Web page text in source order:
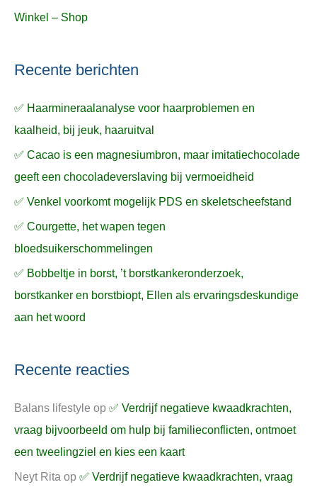
Winkel – Shop
Recente berichten
✅ Haarmineraalanalyse voor haarproblemen en
kaalheid, bij jeuk, haaruitval
✅ Cacao is een magnesiumbron, maar imitatiechocolade
geeft een chocoladeverslaving bij vermoeidheid
✅ Venkel voorkomt mogelijk PDS en skeletscheefstand
✅ Courgette, het wapen tegen
bloedsuikerschommelingen
✅ Bobbeltje in borst, ’t borstkankeronderzoek,
borstkanker en borstbiopt, Ellen als ervaringsdeskundige
aan het woord
Recente reacties
Balans lifestyle op ✅ Verdrijf negatieve kwaadkrachten,
vraag bijvoorbeeld om hulp bij familieconflicten, ontmoet
een tweelingziel en kies een kaart
Neyt Rita op ✅ Verdrijf negatieve kwaadkrachten, vraag